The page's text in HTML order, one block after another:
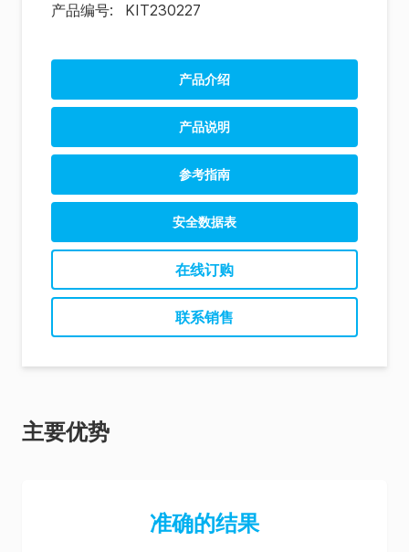
产品编号: KIT230227
产品介绍
产品说明
参考指南
安全数据表
在线订购
联系销售
主要优势
准确的结果